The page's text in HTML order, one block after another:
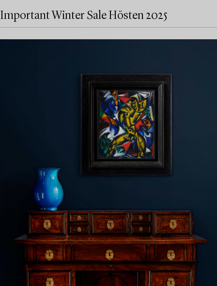
Important Winter Sale Hösten 2025